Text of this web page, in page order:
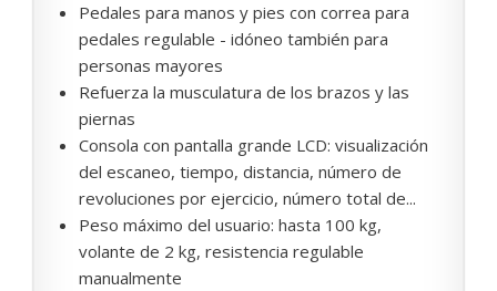
Pedales para manos y pies con correa para
pedales regulable - idóneo también para
personas mayores
Refuerza la musculatura de los brazos y las
piernas
Consola con pantalla grande LCD: visualización
del escaneo, tiempo, distancia, número de
revoluciones por ejercicio, número total de...
Peso máximo del usuario: hasta 100 kg,
volante de 2 kg, resistencia regulable
manualmente